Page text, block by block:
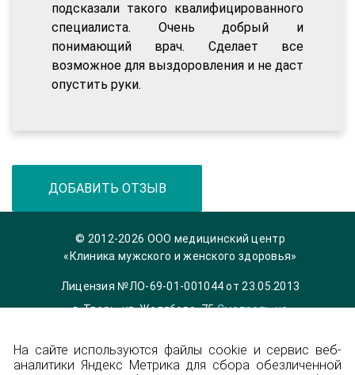
подсказали такого квалифицированного
специалиста. Очень добрый и
понимающий врач. Сделает все
возможное для выздоровления и не даст
опустить руки.
ДОБАВИТЬ ОТЗЫВ
© 2012-2026 ООО медицинский центр
«Клиника мужского и женского здоровья»
Лицензия №ЛО-69-01-001044 от 23.05.2013
г. Тверь, ул. Желябова, 75Смотреть на
Телефон 8 (4822) 36-84-33,info@garmonia-
clinic.ru
На сайте используются файлы cookie и сервис веб-
аналитики Яндекс Метрика для сбора обезличенной